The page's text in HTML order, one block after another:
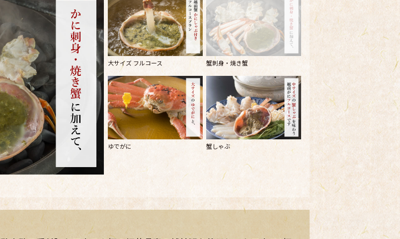
大サイズ フルコース 蟹刺身・焼き蟹
ゆでがに 蟹しゃぶ
人数で受付】お二人で３杯の福井県産の越前蟹を使用し、お二人で1杯
人で1杯「
」に仕立て、
理法が味わえます。こちらはフルコースのなかで最も蟹のサイズが小さ